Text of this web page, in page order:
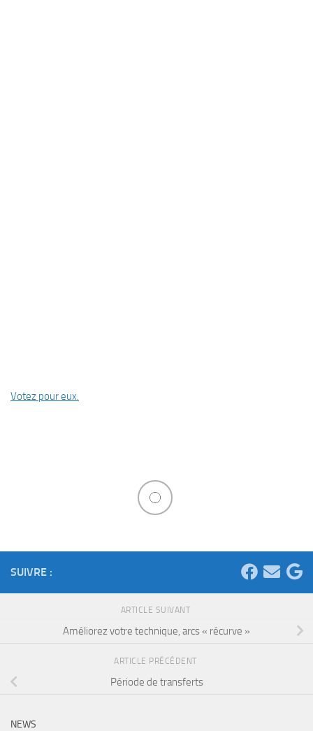
Votez pour eux.
SUIVRE :
ARTICLE SUIVANT
Améliorez votre technique, arcs « récurve »
ARTICLE PRÉCÉDENT
Période de transferts
NEWS